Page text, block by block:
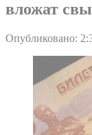
вложат
Опубликовано: